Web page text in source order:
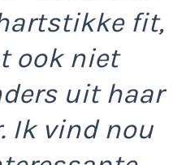
fit,
ook niet
uit haar
Ik vind nou